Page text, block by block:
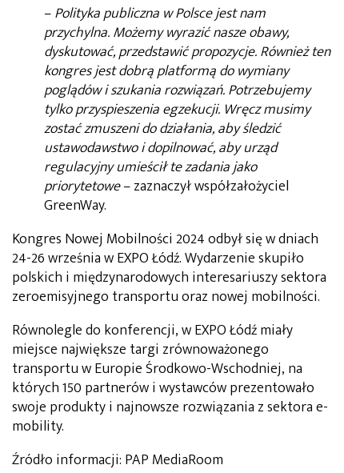
–Polityka publiczna w Polsce jest nam
przychylna. Możemy wyrazić nasze obawy,
dyskutować, przedstawić propozycje. Również ten
kongres jest dobrą platformą do wymiany
poglądów i szukania rozwiązań. Potrzebujemy
tylko przyspieszenia egzekucji. Wręcz musimy
zostać zmuszeni do działania, aby śledzić
ustawodawstwo i dopilnować, aby urząd
regulacyjny umieścił te zadania jako
priorytetowe– zaznaczył współzałożyciel
GreenWay.
Kongres Nowej Mobilności 2024 odbył się w dniach
24-26 września w EXPO Łódź. Wydarzenie skupiło
polskich i międzynarodowych interesariuszy sektora
zeroemisyjnego transportu oraz nowej mobilności.
Równolegle do konferencji, w EXPO Łódź miały
miejsce największe targi zrównoważonego
transportu w Europie Środkowo-Wschodniej, na
których 150 partnerów i wystawców prezentowało
swoje produkty i najnowsze rozwiązania z sektora e-
mobility.
Źródło informacji: PAP MediaRoom